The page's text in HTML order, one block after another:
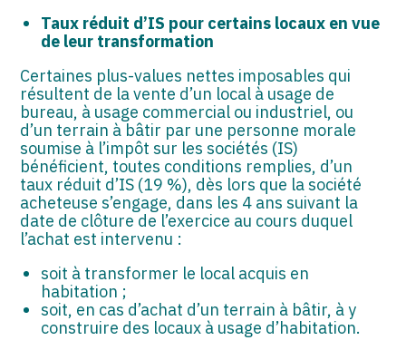
Taux réduit d’IS pour certains locaux en vue
de leur transformation
Certaines plus-values nettes imposables qui
résultent de la vente d’un local à usage de
bureau, à usage commercial ou industriel, ou
d’un terrain à bâtir par une personne morale
soumise à l’impôt sur les sociétés (IS)
bénéficient, toutes conditions remplies, d’un
taux réduit d’IS (19 %), dès lors que la société
acheteuse s’engage, dans les 4 ans suivant la
date de clôture de l’exercice au cours duquel
l’achat est intervenu :
soit à transformer le local acquis en
habitation ;
soit, en cas d’achat d’un terrain à bâtir, à y
construire des locaux à usage d’habitation.